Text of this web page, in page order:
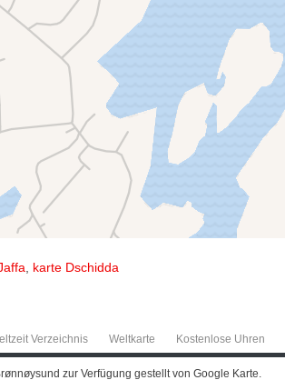
karte Dschidda
Verzeichnis Weltkarte Kostenlose Uhren
zur Verfügung gestellt von Google Karte.